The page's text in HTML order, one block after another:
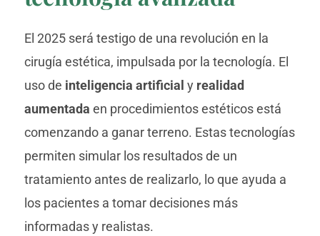
El 2025 será testigo de una revolución en la
cirugía estética, impulsada por la tecnología. El
uso de inteligencia artificial y realidad
aumentada en procedimientos estéticos está
comenzando a ganar terreno. Estas tecnologías
permiten simular los resultados de un
tratamiento antes de realizarlo, lo que ayuda a
los pacientes a tomar decisiones más
informadas y realistas.